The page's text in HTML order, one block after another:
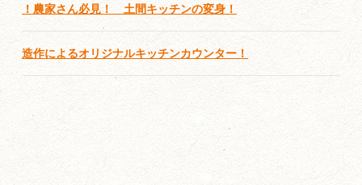
！農家さん必見！ 土間キッチンの変身！
造作によるオリジナルキッチンカウンター！